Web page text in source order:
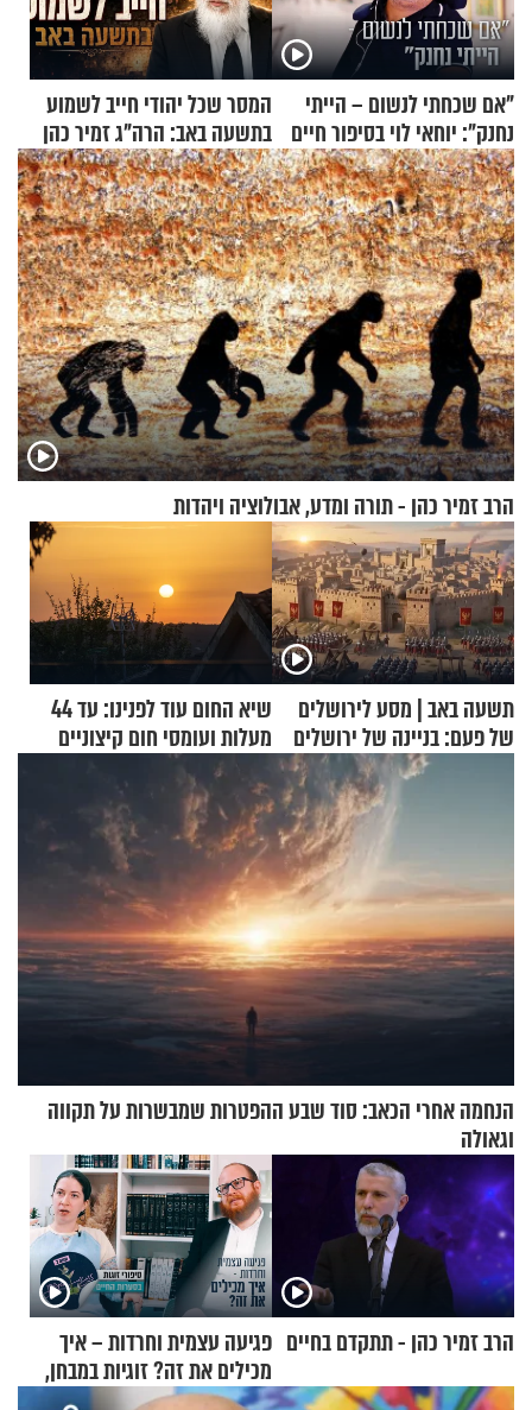
"אם שכחתי לנשום – הייתי
נחנק": יוחאי לוי בסיפור חיים
מעורר השראה
המסר שכל יהודי חייב לשמוע
בתשעה באב: הרה"ג זמיר כהן
בשיעור מיוחד
הרב זמיר כהן - תורה ומדע, אבולוציה ויהדות
תשעה באב | מסע לירושלים
של פעם: בניינה של ירושלים
שיא החום עוד לפנינו: עד 44
מעלות ועומסי חום קיצוניים
הנחמה אחרי הכאב: סוד שבע ההפטרות שמבשרות על תקווה
וגאולה
הרב זמיר כהן - תתקדם בחיים פגיעה עצמית וחרדות – איך
מכילים את זה? זוגיות במבחן,
הפעם עם יהודית ואלתר כהן